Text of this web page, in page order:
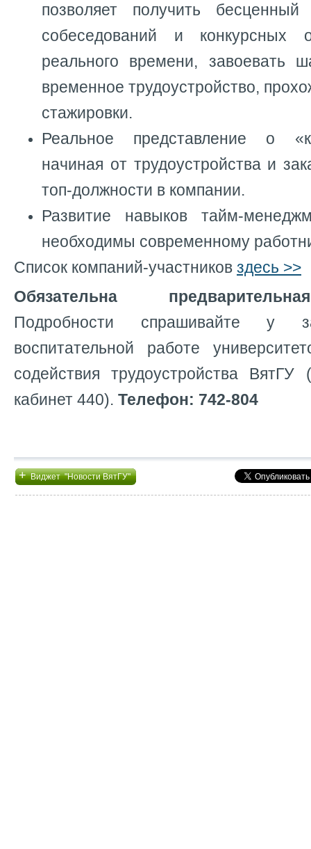
позволяет получить
собеседований и конкурсных
реального времени, завоевать
временное трудоустройство,
стажировки.
Реальное представление о
начиная от трудоустройства и
топ-должности в компании.
Развитие навыков тайм-
необходимы современному
Список компаний-участников здесь >>
Обязательна
Подробности спрашивайте у
воспитательной работе
содействия трудоустройства
кабинет 440). Телефон: 742-804
+Виджет "Новости ВятГУ"